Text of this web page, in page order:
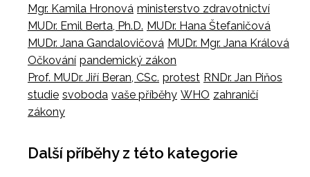
Mgr. Kamila Hronová ministerstvo zdravotnictví
MUDr. Emil Berta, Ph.D. MUDr. Hana Štefaničová
MUDr. Jana Gandalovičová MUDr. Mgr. Jana Králová
Očkování pandemický zákon
Prof. MUDr. Jiří Beran, CSc. protest RNDr. Jan Piňos
studie svoboda vaše příběhy WHO zahraničí
zákony
Další příběhy z této kategorie